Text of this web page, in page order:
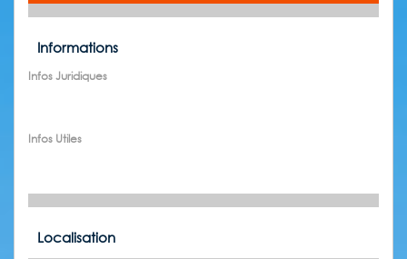
Informations
Infos Juridiques
Infos Utiles
Localisation